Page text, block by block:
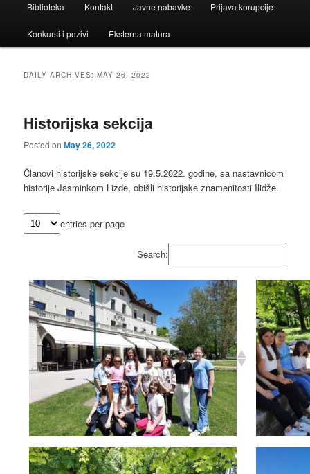
Biblioteka Kontakt Javne nabavke Prijava korupcije
Konkursi i pozivi Eksterna matura
DAILY ARCHIVES:MAY 26, 2022
Historijska sekcija
Posted onMay 26, 2022
Članovi historijske sekcije su 19.5.2022. godine, sa nastavnicom
historije Jasminkom Lizde, obišli historijske znamenitosti Ilidže.
entries per page
Search: